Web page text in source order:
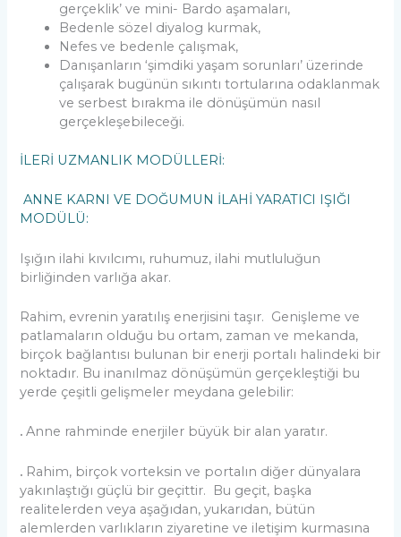
gerçeklik’ ve mini- Bardo aşamaları,
Bedenle sözel diyalog kurmak,
Nefes ve bedenle çalışmak,
Danışanların ‘şimdiki yaşam sorunları’ üzerinde
çalışarak bugünün sıkıntı tortularına odaklanmak
ve serbest bırakma ile dönüşümün nasıl
gerçekleşebileceği.
İLERİ UZMANLIK MODÜLLERİ:
ANNE KARNI VE DOĞUMUN İLAHİ YARATICI IŞIĞI
MODÜLÜ:
Işığın ilahi kıvılcımı, ruhumuz, ilahi mutluluğun
birliğinden varlığa akar.
Rahim, evrenin yaratılış enerjisini taşır. Genişleme ve
patlamaların olduğu bu ortam, zaman ve mekanda,
birçok bağlantısı bulunan bir enerji portalı halindeki bir
noktadır. Bu inanılmaz dönüşümün gerçekleştiği bu
yerde çeşitli gelişmeler meydana gelebilir:
.Anne rahminde enerjiler büyük bir alan yaratır.
. Rahim, birçok vorteksin ve portalın diğer dünyalara
yakınlaştığı güçlü bir geçittir. Bu geçit, başka
realitelerden veya aşağıdan, yukarıdan, bütün
alemlerden varlıkların ziyaretine ve iletişim kurmasına